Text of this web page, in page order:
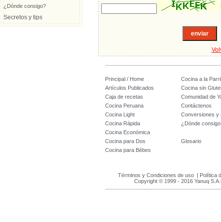
¿Dónde consigo?
Secretos y tips
Principal / Home
Cocina a la
Artículos Publicados
Cocina sin
Caja de recetas
Comunidad de
Cocina Peruana
Contáctenos
Cocina Light
Conversiones y
Cocina Rápida
¿Dónde
Cocina Económica
Cocina para Dos
Glosario
Cocina para Bébes
Términos y Condiciones de uso| Política
Copyright © 1999 - 2016 Yanuq